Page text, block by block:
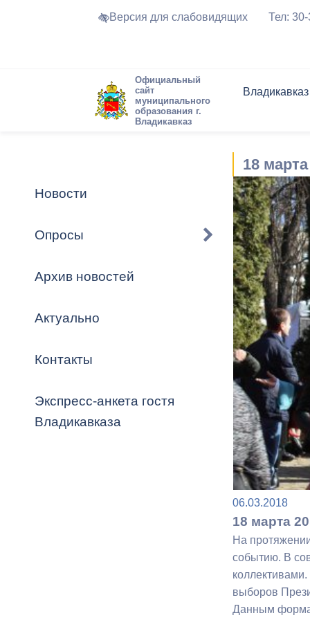
Версия для слабовидящих Тел:
Официальный
сайт
муниципального
образования г.
Владикавказ
Владикавказ
Устав
Города-
городского
Торги и
Программа
Формы
ОРВ и
Оценка
местного
Открытые
проверок
Обратная
Комиссии
График
Новостная
Актуально
Новости
Опросы
Архив новостей
Актуально
Контакты
Экспресс-анкета гостя
Владикавказа
18
06.03.2018
18 марта
На
событию. В
выборов
Данным